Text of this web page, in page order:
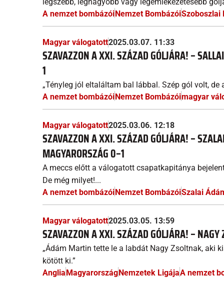
A nemzet bombázóiNemzet BombázóiSzoboszlai
Magyar válogatott2025.03.07. 11:33
SZAVAZZON A XXI. SZÁZAD GÓLJÁRA! –
1
„Tényleg jól eltaláltam bal lábbal. Szép gól volt,
A nemzet bombázóiNemzet Bombázóimagyar
Magyar válogatott2025.03.06. 12:18
SZAVAZZON A XXI. SZÁZAD GÓLJÁRA! –
MAGYARORSZÁG 0–1
A meccs előtt a válogatott csapatkapitánya
De még milyet!...
A nemzet bombázóiNemzet BombázóiSzalai
Magyar válogatott2025.03.05. 13:59
SZAVAZZON A XXI. SZÁZAD GÓLJÁRA! –
„Ádám Martin tette le a labdát Nagy Zsoltnak, aki
kötött ki.”
AngliaMagyarországNemzetek LigájaA nemzet